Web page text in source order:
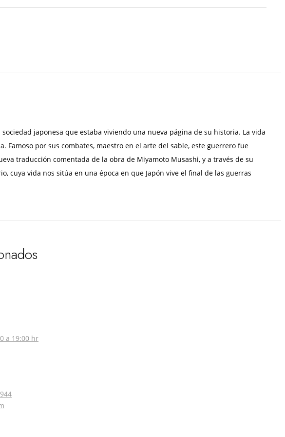
japonesa que estaba viviendo una nueva página de su historia. La vida
por sus combates, maestro en el arte del sable, este guerrero fue
traducción comentada de la obra de Miyamoto Musashi, y a través de su
cuya vida nos sitúa en una época en que Japón vive el final de las guerras
a 19:00 hr